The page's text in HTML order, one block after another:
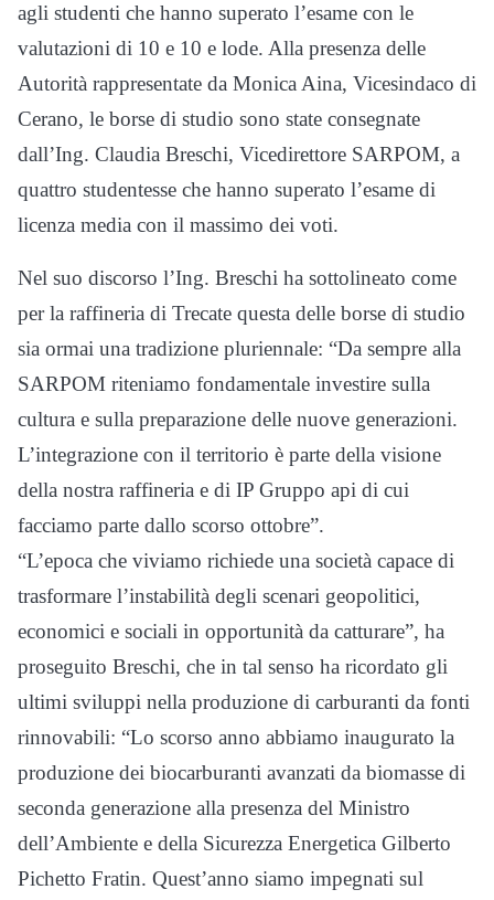
agli studenti che hanno superato l’esame con le
valutazioni di 10 e 10 e lode. Alla presenza delle
Autorità rappresentate da Monica Aina, Vicesindaco di
Cerano, le borse di studio sono state consegnate
dall’Ing. Claudia Breschi, Vicedirettore SARPOM, a
quattro studentesse che hanno superato l’esame di
licenza media con il massimo dei voti.
Nel suo discorso l’Ing. Breschi ha sottolineato come
per la raffineria di Trecate questa delle borse di studio
sia ormai una tradizione pluriennale: “Da sempre alla
SARPOM riteniamo fondamentale investire sulla
cultura e sulla preparazione delle nuove generazioni.
L’integrazione con il territorio è parte della visione
della nostra raffineria e di IP Gruppo api di cui
facciamo parte dallo scorso ottobre”.
“L’epoca che viviamo richiede una società capace di
trasformare l’instabilità degli scenari geopolitici,
economici e sociali in opportunità da catturare”, ha
proseguito Breschi, che in tal senso ha ricordato gli
ultimi sviluppi nella produzione di carburanti da fonti
rinnovabili: “Lo scorso anno abbiamo inaugurato la
produzione dei biocarburanti avanzati da biomasse di
seconda generazione alla presenza del Ministro
dell’Ambiente e della Sicurezza Energetica Gilberto
Pichetto Fratin. Quest’anno siamo impegnati sul